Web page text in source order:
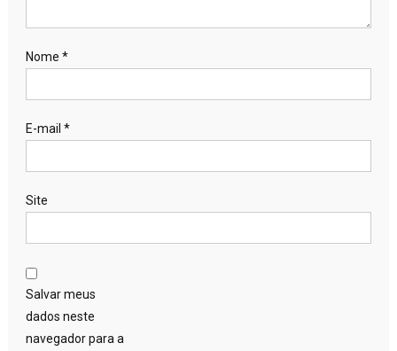
Nome *
E-mail *
Site
Salvar meus
dados neste
navegador para a